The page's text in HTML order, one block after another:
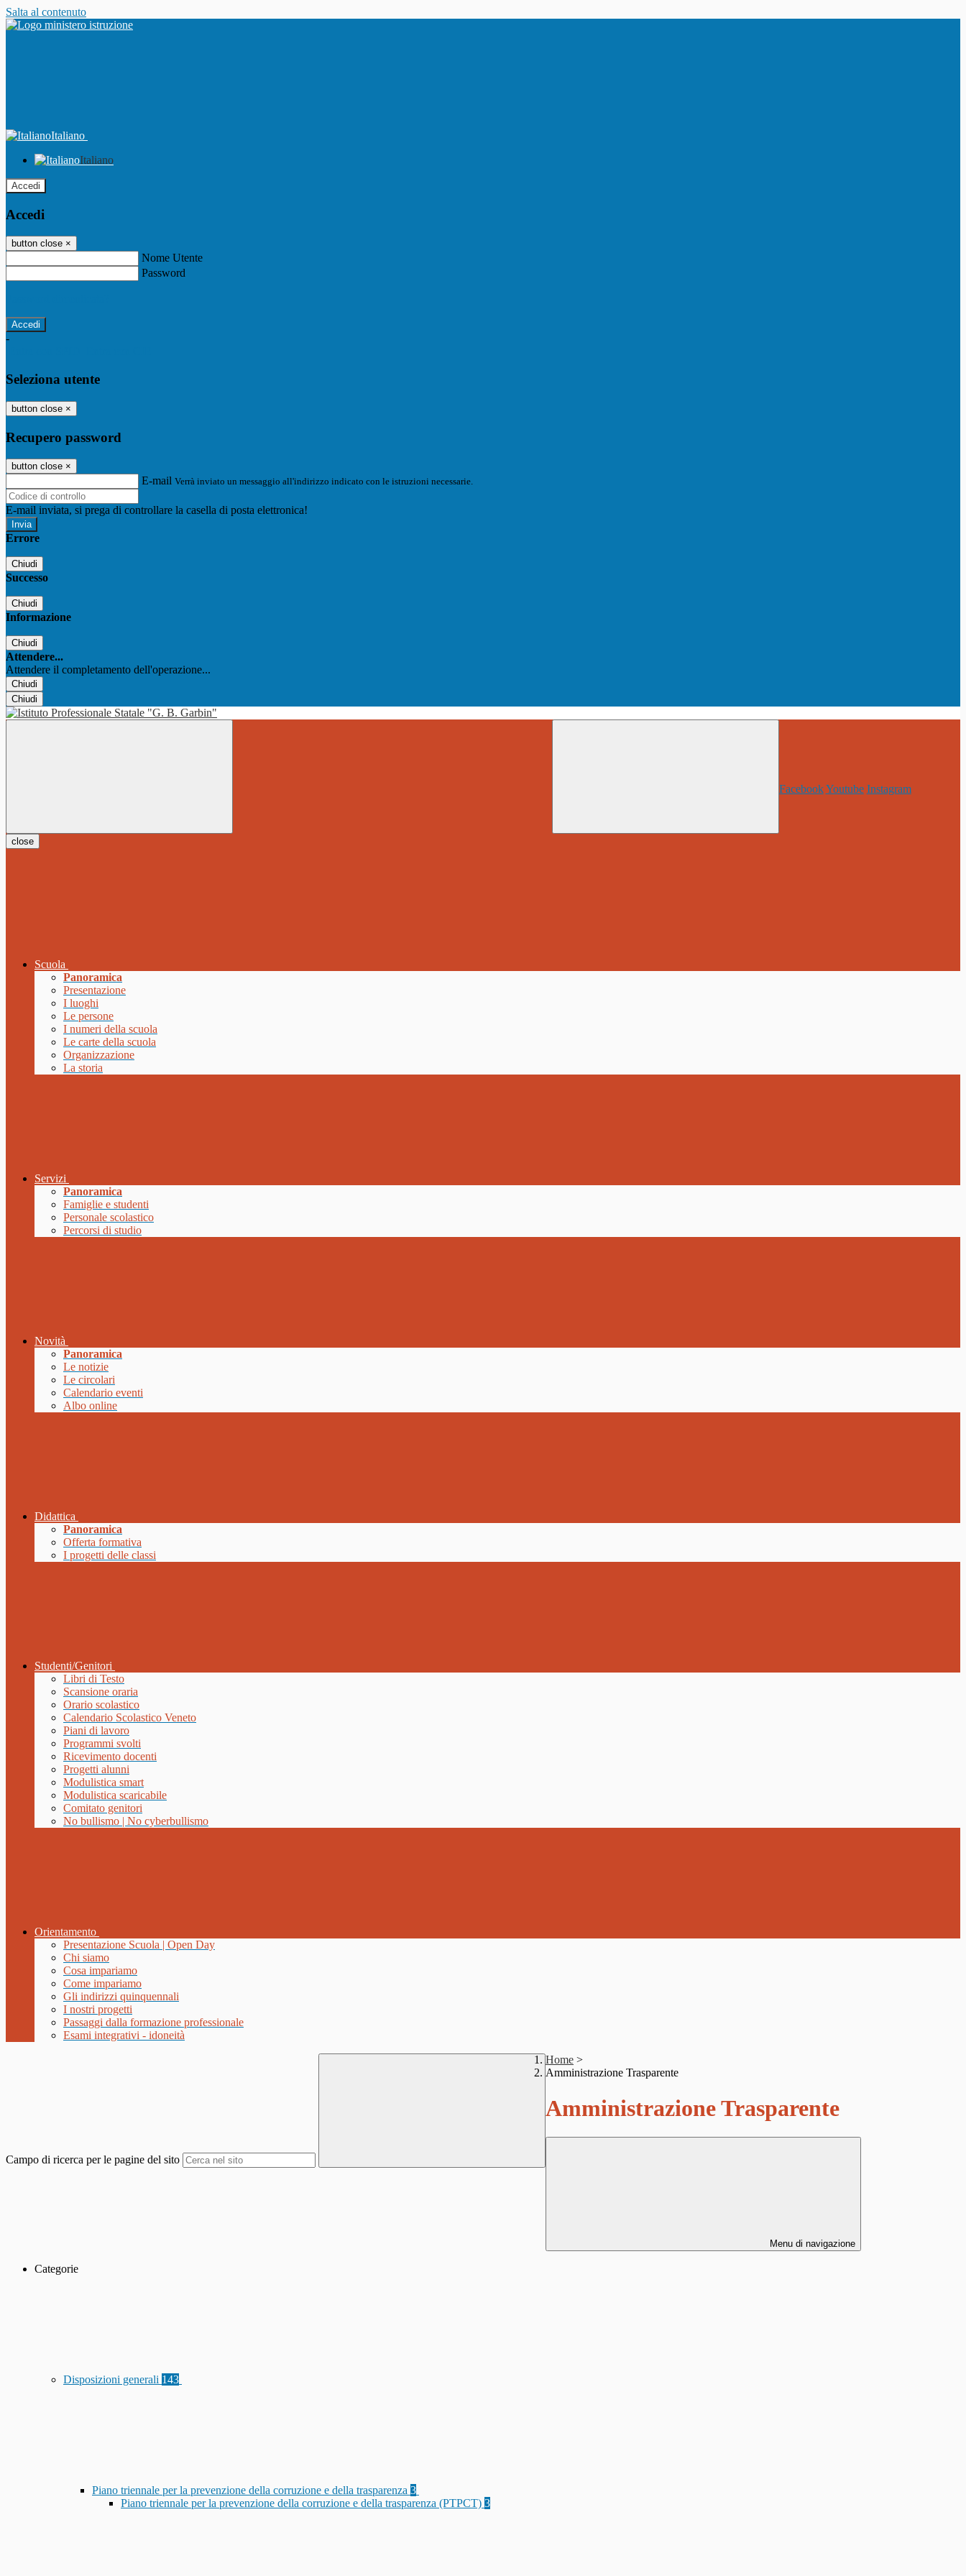
Salta al contenuto
Italiano
Italiano
Accedi
Accedi
button close ×
Nome Utente
Password
-
Seleziona utente
button close ×
Recupero password
button close ×
E-mail Verrà inviato un messaggio all'indirizzo indicato con le istruzioni necessarie.
E-mail inviata, si prega di controllare la casella di posta elettronica!
Errore
Chiudi
Successo
Chiudi
Informazione
Chiudi
Attendere...
Attendere il completamento dell'operazione...
Chiudi
Chiudi
FacebookYoutube Instagram
close
Scuola
Panoramica
Presentazione
I luoghi
Le persone
I numeri della scuola
Le carte della scuola
Organizzazione
La storia
Servizi
Panoramica
Famiglie e studenti
Personale scolastico
Percorsi di studio
Novità
Panoramica
Le notizie
Le circolari
Calendario eventi
Albo online
Didattica
Panoramica
Offerta formativa
I progetti delle classi
Studenti/Genitori
Libri di Testo
Scansione oraria
Orario scolastico
Calendario Scolastico Veneto
Piani di lavoro
Programmi svolti
Ricevimento docenti
Progetti alunni
Modulistica smart
Modulistica scaricabile
Comitato genitori
No bullismo | No cyberbullismo
Orientamento
Presentazione Scuola | Open Day
Chi siamo
Cosa impariamo
Come impariamo
Gli indirizzi quinquennali
I nostri progetti
Passaggi dalla formazione professionale
Esami integrativi - idoneità
Campo di ricerca per le pagine del sito
Home >
Amministrazione Trasparente
Amministrazione Trasparente
Menu di navigazione
Categorie
Disposizioni generali 143
Piano triennale per la prevenzione della corruzione e della trasparenza 3
Piano triennale per la prevenzione della corruzione e della trasparenza (PTPCT) 3